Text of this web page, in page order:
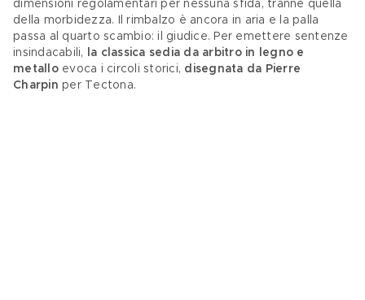
dimensioni regolamentari per nessuna sfida, tranne quella
della morbidezza. Il rimbalzo è ancora in aria e la palla
passa al quarto scambio: il giudice. Per emettere sentenze
insindacabili,
la classica sedia da arbitro in legno e
metallo evoca i circoli storici, disegnata da Pierre
Charpin per Tectona.